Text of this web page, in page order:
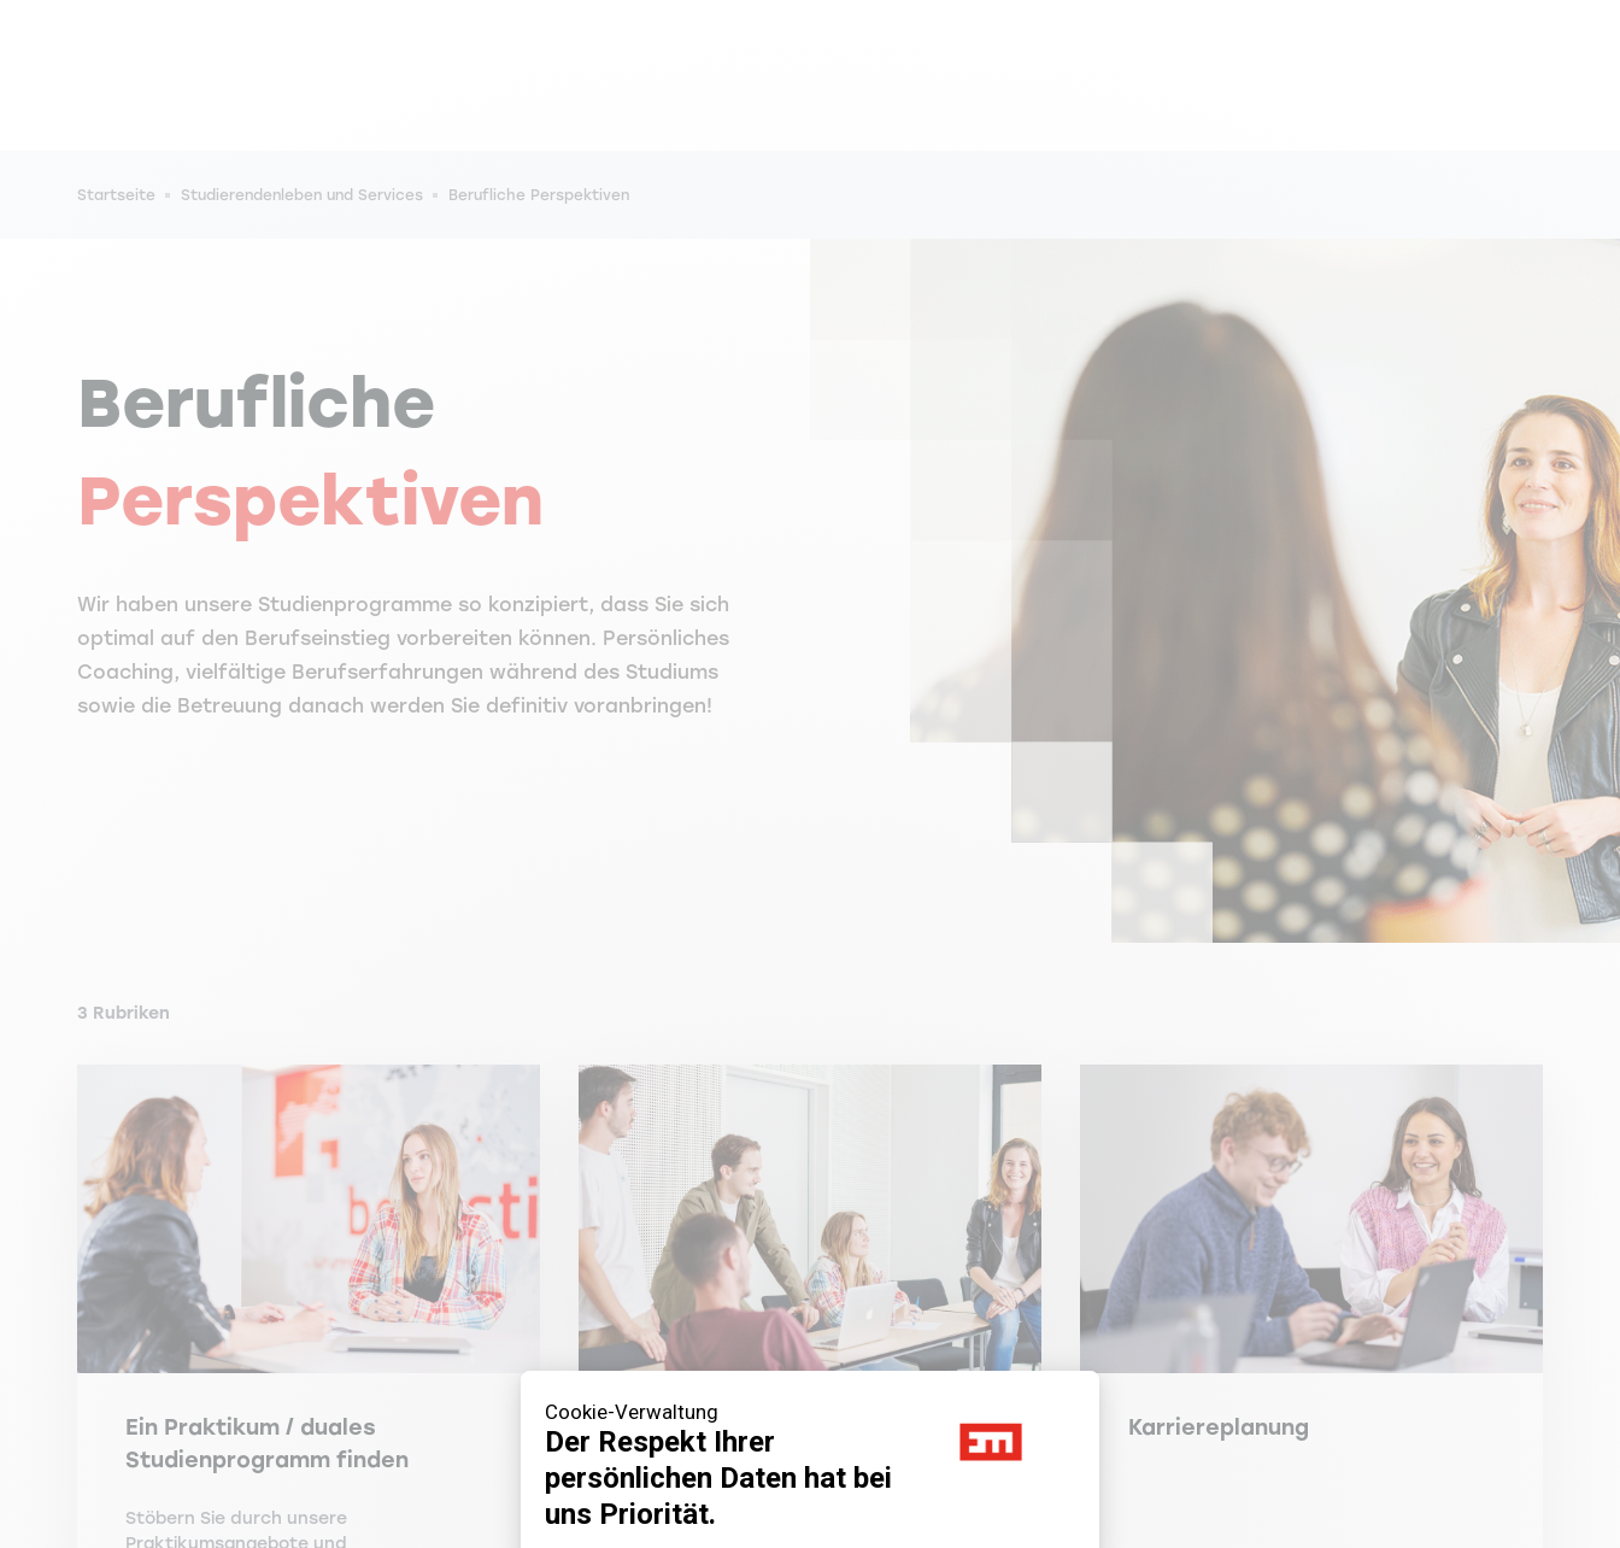
Cookie-Verwaltung
Der Respekt Ihrer
persönlichen Daten hat bei
uns Priorität.
Pfadnavigation
Startseite Studierendenleben und Services Berufliche Perspektiven
Berufliche
Perspektiven
Wir haben unsere Studienprogramme so konzipiert, dass Sie sich
optimal auf den Berufseinstieg vorbereiten können. Persönliches
Coaching, vielfältige Berufserfahrungen während des Studiums
sowie die Betreuung danach werden Sie definitiv voranbringen!
3 Rubriken
Ein Praktikum / duales
Studienprogramm finden
Stöbern Sie durch unsere
Praktikumsangebote und
Perspektiven entwickeln Karriereplanung